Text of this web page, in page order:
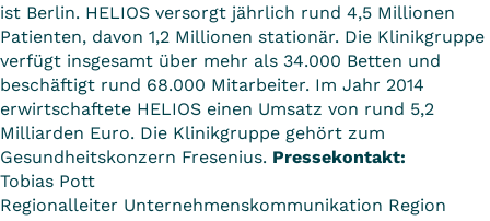
ist Berlin. HELIOS versorgt jährlich rund 4,5 Millionen
Patienten, davon 1,2 Millionen stationär. Die Klinikgruppe
verfügt insgesamt über mehr als 34.000 Betten und
beschäftigt rund 68.000 Mitarbeiter. Im Jahr 2014
erwirtschaftete HELIOS einen Umsatz von rund 5,2
Milliarden Euro. Die Klinikgruppe gehört zum
Gesundheitskonzern Fresenius. Pressekontakt:
Tobias Pott
Regionalleiter Unternehmenskommunikation Region